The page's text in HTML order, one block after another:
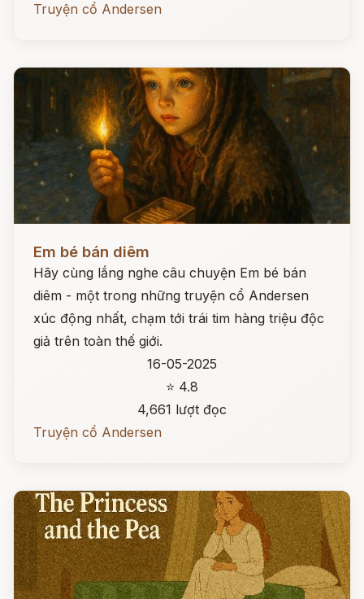
Truyện cổ Andersen
Em bé bán diêm
Hãy cùng lắng nghe câu chuyện Em bé bán
diêm - một trong những truyện cổ Andersen
xúc động nhất, chạm tới trái tim hàng triệu độc
giả trên toàn thế giới.
16-05-2025
⭐ 4.8
4,661 lượt đọc
Truyện cổ Andersen